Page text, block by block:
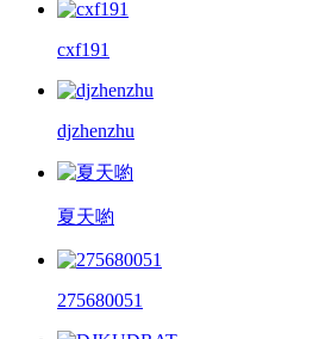
cxf191
djzhenzhu
夏天喲
275680051